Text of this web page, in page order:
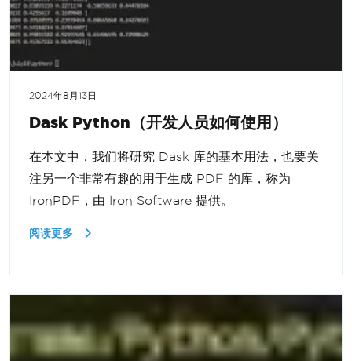
2024年8月13日
Dask Python（开发人员如何使用）
在本文中，我们将研究 Dask 库的基本用法，也要关
注另一个非常有趣的用于生成 PDF 的库，称为
IronPDF，由 Iron Software 提供。
阅读更多